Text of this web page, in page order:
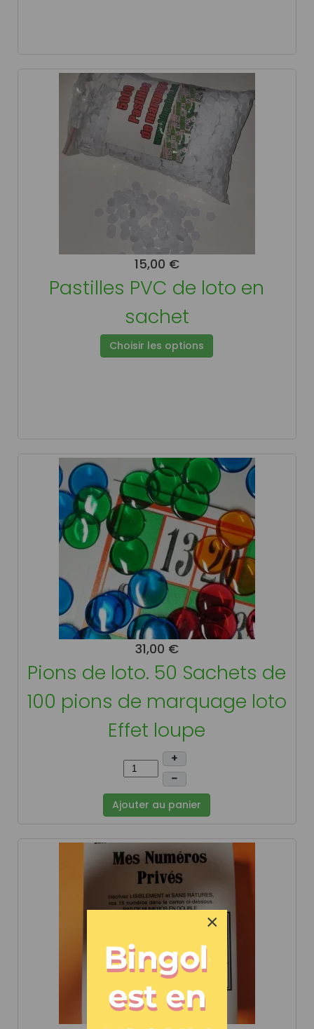
15,00 €
Pastilles PVC de loto en
sachet
Choisir les options
31,00 €
Pions de loto. 50 Sachets de
100 pions de marquage loto
Effet loupe
+
–
Ajouter au panier
×
Bingoloto
est en